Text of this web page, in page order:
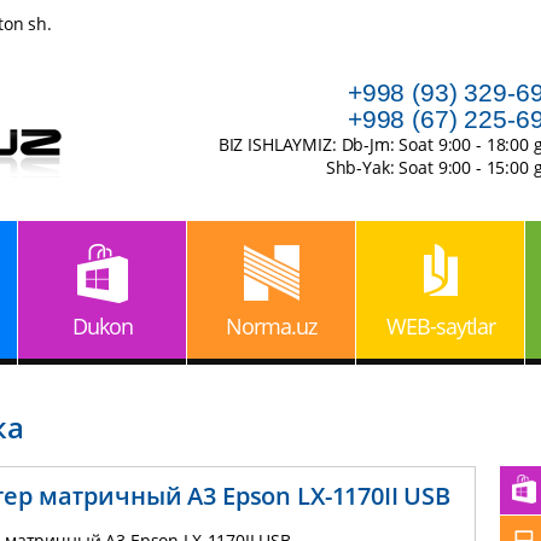
sh.
+998 (93) 329-
+998 (67) 225-
BIZ ISHLAYMIZ: Db-Jm: Soat 9:00 - 18:00
Shb-Yak: Soat 9:00 - 15:00
Dukon Norma.uz WEB-saytlar
матричный А3 Epson LX-1170II USB